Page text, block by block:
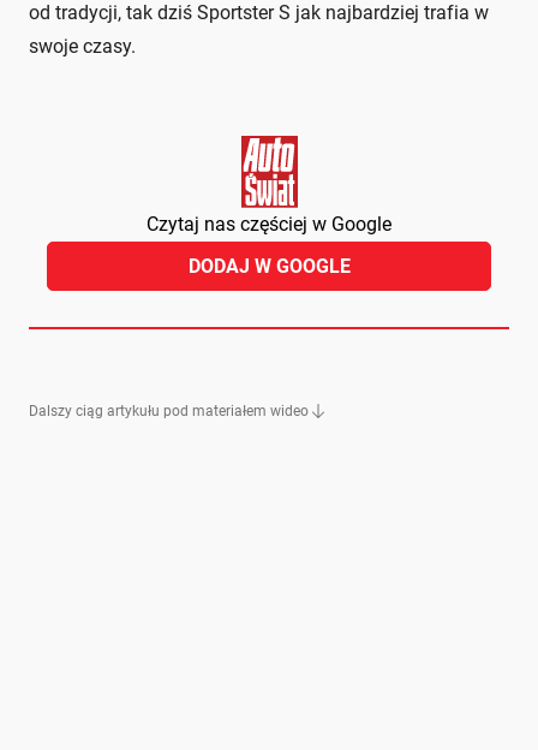
od tradycji, tak dziś Sportster S jak najbardziej trafia w
swoje czasy.
Czytaj nas częściej w Google
DODAJ W GOOGLE
Dalszy ciąg artykułu pod materiałem wideo